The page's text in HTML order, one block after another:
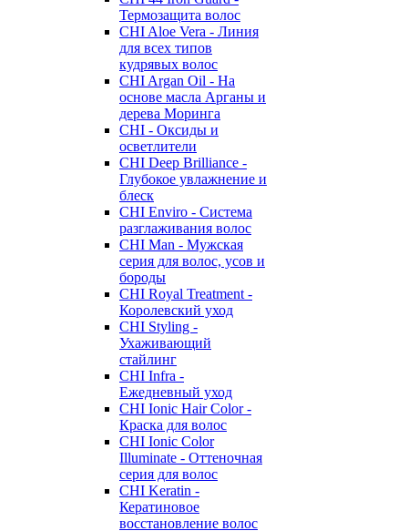
Термозащита волос
CHI Aloe Vera - Линия
для всех типов
кудрявых волос
CHI Argan Oil - На
основе масла Арганы и
дерева Моринга
CHI - Оксиды и
осветлители
CHI Deep Brilliance -
Глубокое увлажнение и
блеск
CHI Enviro - Система
разглаживания волос
CHI Man - Мужская
серия для волос, усов и
бороды
CHI Royal Treatment -
Королевский уход
CHI Styling -
Ухаживающий
стайлинг
CHI Infra -
Ежедневный уход
CHI Ionic Hair Color -
Краска для волос
CHI Ionic Color
Illuminate - Оттеночная
серия для волос
CHI Keratin -
Кератиновое
восстановление волос